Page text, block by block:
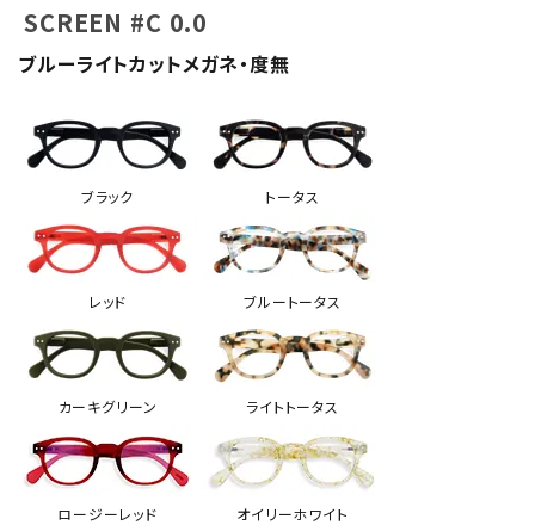
SCREEN #C 0.0
ブルーライトカットメガネ・度無
ブラック トータス
レッド ブルートータス
カーキグリーン ライトトータス
ロージーレッド
オイリーホワイト